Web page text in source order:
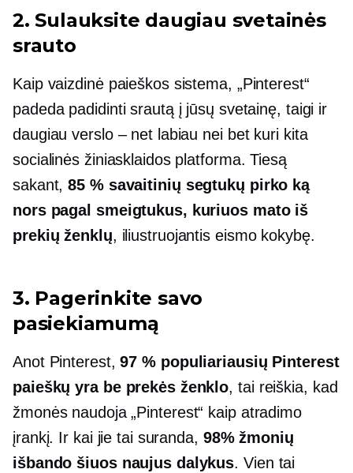
2. Sulauksite daugiau svetainės
srauto
Kaip vaizdinė paieškos sistema, „Pinterest“
padeda padidinti srautą į jūsų svetainę, taigi ir
daugiau verslo – net labiau nei bet kuri kita
socialinės žiniasklaidos platforma. Tiesą
sakant,85 % savaitinių segtukų pirko ką
nors pagal smeigtukus, kuriuos mato iš
prekių ženklų, iliustruojantis eismo kokybę.
3. Pagerinkite savo
pasiekiamumą
Anot Pinterest,97 % populiariausių Pinterest
paieškų yra be prekės ženklo, tai reiškia, kad
žmonės naudoja „Pinterest“ kaip atradimo
įrankį. Ir kai jie tai suranda, 98% žmonių
išbando šiuos naujus dalykus. Vien tai